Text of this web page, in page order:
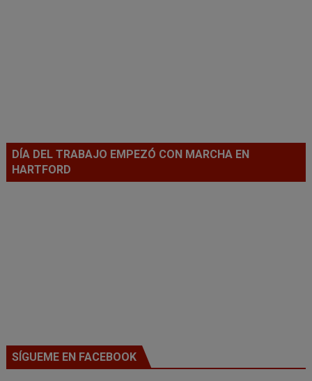
DÍA DEL TRABAJO EMPEZÓ CON MARCHA EN
HARTFORD
SÍGUEME EN FACEBOOK